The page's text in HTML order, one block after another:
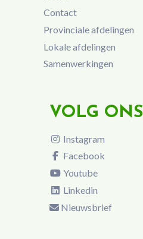
Contact
Provinciale afdelingen
Lokale afdelingen
Samenwerkingen
VOLG ONS
Instagram
Facebook
Youtube
Linkedin
Nieuwsbrief